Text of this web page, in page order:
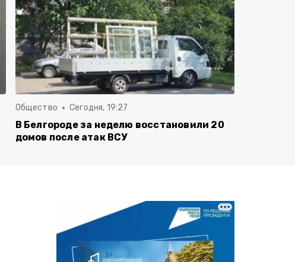
Общество Сегодня, 19:27
В Белгороде за неделю восстановили 20
домов после атак ВСУ